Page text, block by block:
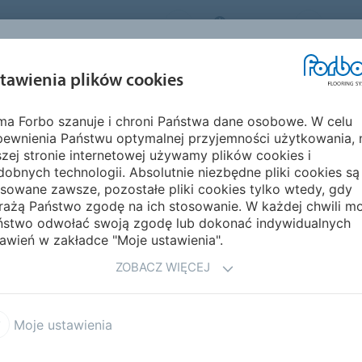
FORBO FLOORING SYSTEMS POLAND
INSPIRACJE I
REALIZACJE
wciąż możemy sobie
Wraz z możliwością
Możemy drukować
plików cookies
Forbo szanuje i chroni Państwa dane osobowe. W celu
Państwu optymalnej przyjemności użytkowania,
stronie internetowej używamy plików cookies i
technologii. Absolutnie niezbędne pliki cookies są
zawsze, pozostałe pliki cookies tylko wtedy, gdy
Państwo zgodę na ich stosowanie. W każdej chwili
odwołać swoją zgodę lub dokonać indywidualnych
w zakładce "Moje ustawienia".
ZOBACZ WIĘCEJ
Moje ustawienia